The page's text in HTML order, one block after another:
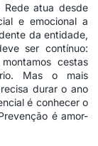
Rede atua desde
e emocional a
da entidade,
ser contínuo:
cestas
Mas o mais
durar o ano
é conhecer o
é amor-